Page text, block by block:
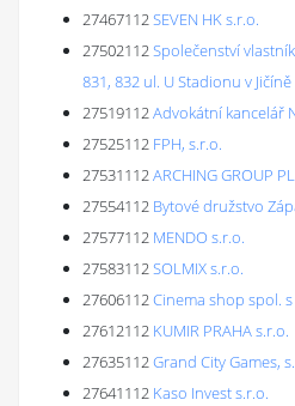
27467112SEVEN HK s.r.o.
27502112Společenství
831, 832 ul. U Stadionu v Jičíně
27519112Advokátní kancelář
27525112 FPH, s.r.o.
27531112ARCHING GROUP
27554112 Bytové družstvo
27577112 MENDO s.r.o.
27583112SOLMIX s.r.o.
27606112Cinema shop spol.
27612112 KUMIR PRAHA s.r.o.
27635112Grand City Games,
27641112 Kaso Invest s.r.o.